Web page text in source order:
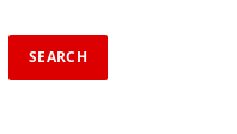
SEARCH